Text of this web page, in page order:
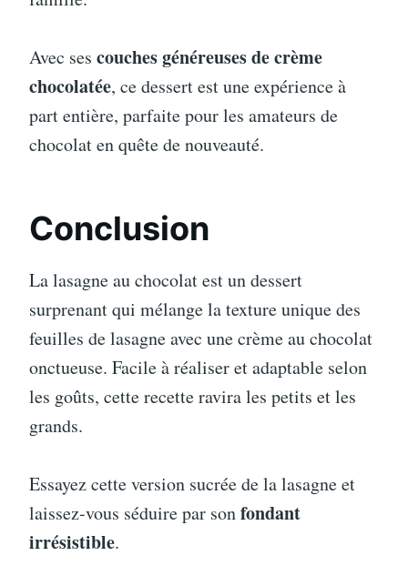
Avec ses couches généreuses de crème
chocolatée, ce dessert est une expérience à
part entière, parfaite pour les amateurs de
chocolat en quête de nouveauté.
Conclusion
La lasagne au chocolat est un dessert
surprenant qui mélange la texture unique des
feuilles de lasagne avec une crème au chocolat
onctueuse. Facile à réaliser et adaptable selon
les goûts, cette recette ravira les petits et les
grands.
Essayez cette version sucrée de la lasagne et
laissez-vous séduire par sonfondant
irrésistible.